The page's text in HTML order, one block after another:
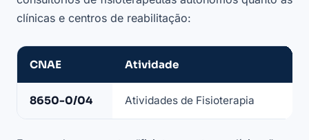
clínicas e centros de reabilitação:
que
CNAE Atividade
8650-0/04 Atividades de Fisioterapia